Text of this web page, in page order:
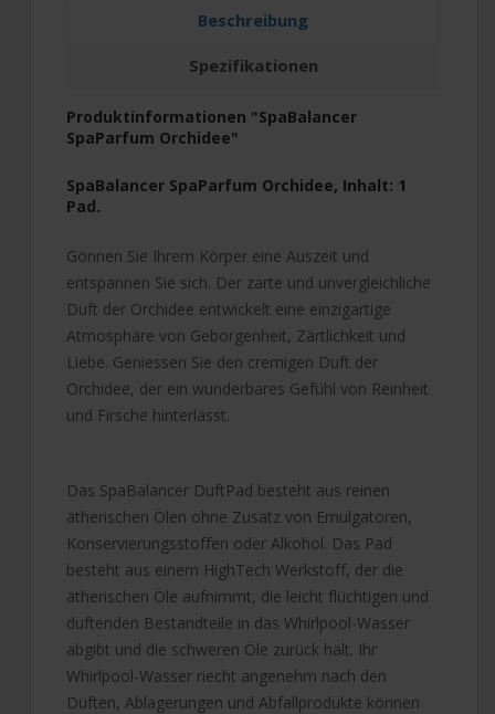
Beschreibung
Spezifikationen
Produktinformationen "SpaBalancer
SpaParfum Orchidee"
SpaBalancer SpaParfum Orchidee, Inhalt: 1
Pad.
Gönnen Sie Ihrem Körper eine Auszeit und
entspannen Sie sich. Der zarte und unvergleichliche
Duft der Orchidee entwickelt eine einzigartige
Atmosphäre von Geborgenheit, Zärtlichkeit und
Liebe. Geniessen Sie den cremigen Duft der
Orchidee, der ein wunderbares Gefühl von Reinheit
und Firsche hinterlässt.
Das SpaBalancer DuftPad besteht aus reinen
ätherischen Ölen ohne Zusatz von Emulgatoren,
Konservierungsstoffen oder Alkohol. Das Pad
besteht aus einem HighTech Werkstoff, der die
ätherischen Öle aufnimmt, die leicht flüchtigen und
duftenden Bestandteile in das Whirlpool-Wasser
abgibt und die schweren Öle zurück hält. Ihr
Whirlpool-Wasser riecht angenehm nach den
Düften, Ablagerungen und Abfallprodukte können